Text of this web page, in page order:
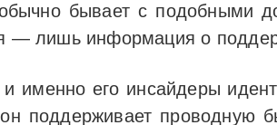
бывает с подобными
— лишь информация о
именно его инсайдеры
поддерживает проводную